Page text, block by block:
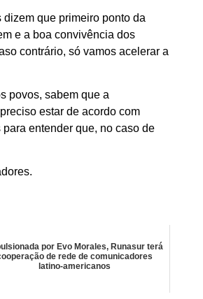
que primeiro ponto da
e a boa convivência dos
contrário, só vamos acelerar a
povos, sabem que a
estar de acordo com
entender que, no caso de
por Evo Morales, Runasur terá
de rede de comunicadores
latino-americanos